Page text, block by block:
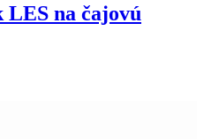
LES na čajovú